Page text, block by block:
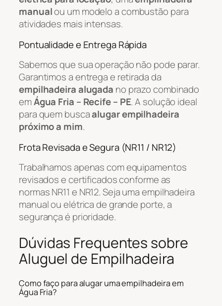
manualou um modelo a combustão para
atividades mais intensas.
Pontualidade e Entrega Rápida
Sabemos que sua operação não pode parar.
Garantimos a entrega e retirada da
empilhadeira alugada no prazo combinado
emÁgua Fria – Recife – PE. A solução ideal
para quem buscaalugar empilhadeira
próximo a mim.
Frota Revisada e Segura (NR11 / NR12)
Trabalhamos apenas com equipamentos
revisados e certificados conforme as
normas NR11 e NR12. Seja uma empilhadeira
manual ou elétrica de grande porte, a
segurança é prioridade.
Dúvidas Frequentes sobre
Aluguel de Empilhadeira
Como faço para alugar uma empilhadeira em
Água Fria?